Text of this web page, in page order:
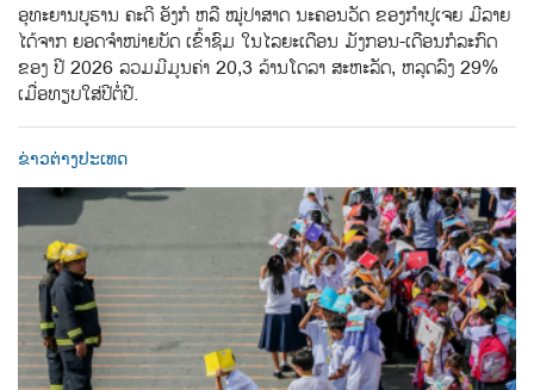
ອຸທະຍານບູຮານ ຄະດີ ອັງກໍ ຫລື ໝູ່ປາສາດ ນະຄອນວັດ ຂອງກຳປູເຈຍ ມີລາຍ
ໄດ້ຈາກ ຍອດຈຳໜ່າຍບັດ ເຂົ້າຊົມ ໃນໄລຍະເດືອນ ມັງກອນ-ເດືອນກໍລະກົດ
ຂອງ ປີ 2026 ລວມມີມູນຄ່າ 20,3 ລ້ານໂດລາ ສະຫະລັດ, ຫລຸດລົງ 29%
ເມື່ອທຽບໃສ່ປີຕໍ່ປີ.
ຂ່າວຕ່າງປະເທດ